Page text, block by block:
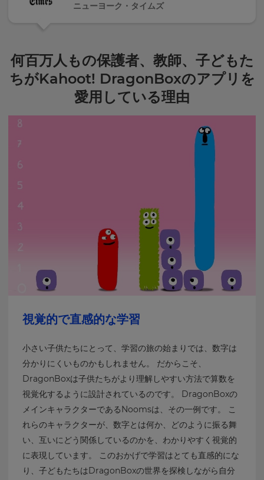
ニューヨーク・タイムズ
何百万人もの保護者、教師、子どもた
ちがKahoot! DragonBoxのアプリを
愛用している理由
視覚的で直感的な学習
小さい子供たちにとって、学習の旅の始まりでは、数字は
分かりにくいものかもしれません。 だからこそ、
DragonBoxは子供たちがより理解しやすい方法で算数を
視覚化するように設計されているのです。 DragonBoxの
メインキャラクターであるNoomsは、その一例です。 こ
れらのキャラクターが、数字とは何か、どのように振る舞
い、互いにどう関係しているのかを、わかりやすく視覚的
に表現しています。 このおかげで学習はとても直感的にな
り、子どもたちはDragonBoxの世界を探検しながら自分
your
country
for
tax
your
preferred
for
site.
Currency
update
site.
Cancel
Save